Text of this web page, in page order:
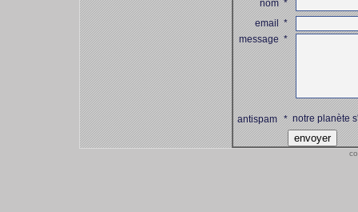
nom*
email*
message*
antispam *notre planète